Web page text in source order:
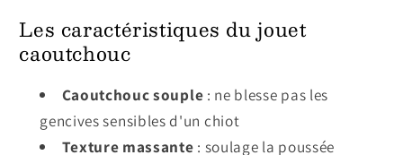
Les caractéristiques du jouet
caoutchouc
Caoutchouc souple : ne blesse pas les
gencives sensibles d'un chiot
Texture massante : soulage la poussée